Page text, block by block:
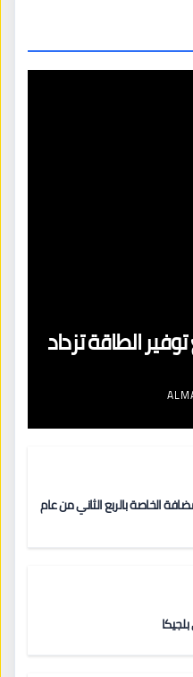
الطاقة تزداد
الخاصة بالربع الثاني من عام